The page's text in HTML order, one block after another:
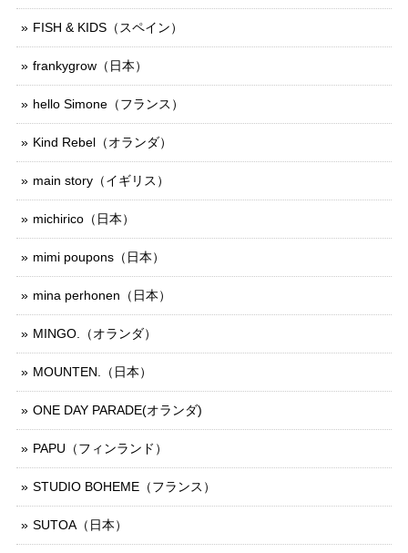
FISH & KIDS（スペイン）
frankygrow（日本）
hello Simone（フランス）
Kind Rebel（オランダ）
main story（イギリス）
michirico（日本）
mimi poupons（日本）
mina perhonen（日本）
MINGO.（オランダ）
MOUNTEN.（日本）
ONE DAY PARADE(オランダ)
PAPU（フィンランド）
STUDIO BOHEME（フランス）
SUTOA（日本）